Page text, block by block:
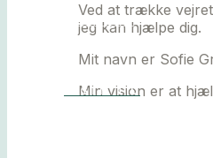
KONTAKT
BESTIL TID
Ved at trække
jeg kan hjælpe dig.
Mit navn er Sofie
Min vision er at